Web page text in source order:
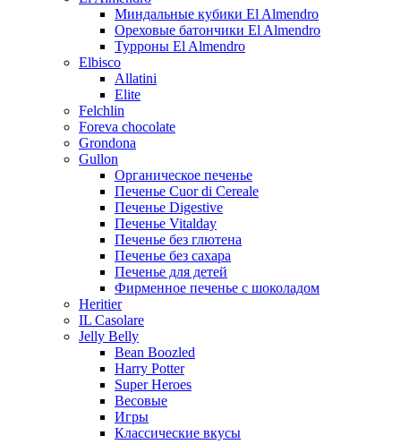
Миндальные кубики El Almendro
Ореховые батончики El Almendro
Турроны El Almendro
Elbisco
Allatini
Elite
Felchlin
Foreva chocolate
Grondona
Gullon
Органическое печенье
Печенье Cuor di Cereale
Печенье Digestive
Печенье Vitalday
Печенье без глютена
Печенье без сахара
Печенье для детей
Фирменное печенье с шоколадом
Heritier
IL Casolare
Jelly Belly
Bean Boozled
Harry Potter
Super Heroes
Весовые
Игры
Классические вкусы